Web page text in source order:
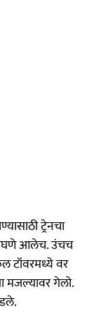
ट्रेनचा
आलेच. उंचच
वर
मजल्यावर गेलो.